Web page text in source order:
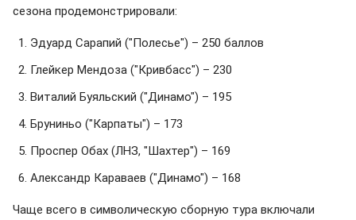
сезона продемонстрировали:
Эдуард Сарапий ("Полесье") – 250 баллов
Глейкер Мендоза ("Кривбасс") – 230
Виталий Буяльский ("Динамо") – 195
Бруниньо ("Карпаты") – 173
Проспер Обах (ЛНЗ, "Шахтер") – 169
Александр Караваев ("Динамо") – 168
Чаще всего в символическую сборную тура включали